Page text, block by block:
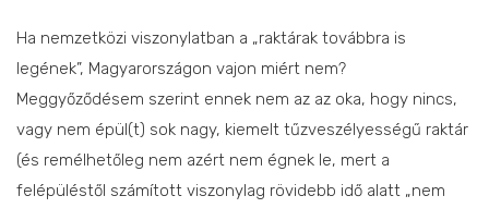
Ha nemzetközi viszonylatban a „raktárak továbbra is
legének”, Magyarországon vajon miért nem?
Meggyőződésem szerint ennek nem az az oka, hogy nincs,
vagy nem épül(t) sok nagy, kiemelt tűzveszélyességű raktár
(és remélhetőleg nem azért nem égnek le, mert a
felépüléstől számított viszonylag rövidebb idő alatt „nem